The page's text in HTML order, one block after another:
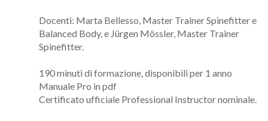
Docenti: Marta Bellesso, Master Trainer Spinefitter e
Balanced Body, e Jürgen Mössler, Master Trainer
Spinefitter.
190 minuti di formazione, disponibili per 1 anno
Manuale Pro in pdf
Certificato ufficiale Professional Instructor nominale.